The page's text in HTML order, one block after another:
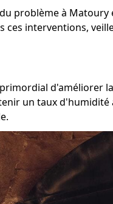
problème à Matoury
interventions,
d'améliorer
un taux